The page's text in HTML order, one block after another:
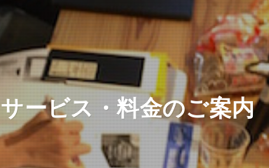
サービス・料金のご案内